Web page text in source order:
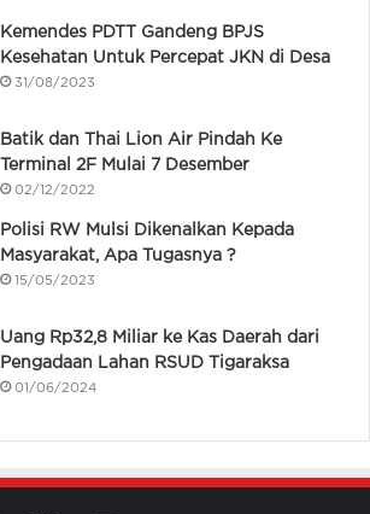
Kemendes PDTT Gandeng BPJS
Kesehatan Untuk Percepat JKN di Desa
31/08/2023
Batik dan Thai Lion Air Pindah Ke
Terminal 2F Mulai 7 Desember
02/12/2022
Polisi RW Mulsi Dikenalkan Kepada
Masyarakat, Apa Tugasnya ?
15/05/2023
Uang Rp32,8 Miliar ke Kas Daerah dari
Pengadaan Lahan RSUD Tigaraksa
01/06/2024